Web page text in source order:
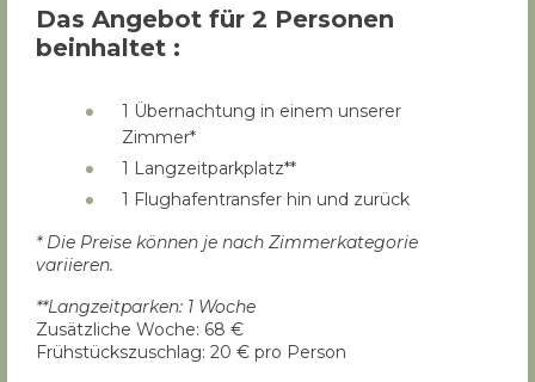
Das Angebot für 2 Personen
beinhaltet :
1 Übernachtung in einem unserer
Zimmer*
1 Langzeitparkplatz**
1 Flughafentransfer hin und zurück
* Die Preise können je nach Zimmerkategorie
variieren.
**Langzeitparken: 1 Woche
Zusätzliche Woche: 68 €
Frühstückszuschlag: 20 € pro Person